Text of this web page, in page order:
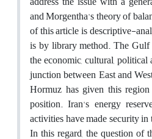
and Morgentha's theory of
of this article is descriptive-
is by library method. The
the economic, cultural,
junction between East and
Hormuz has given this
position. Iran's energy
activities have made security
In this regard, the question of